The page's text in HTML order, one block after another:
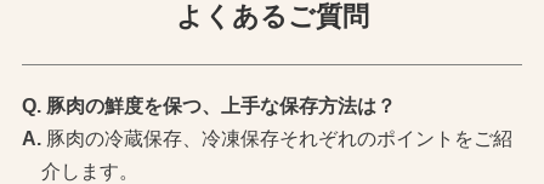
よくあるご質問
豚肉の鮮度を保つ、上手な保存方法は？
豚肉の冷蔵保存、冷凍保存それぞれのポイントをご紹
介します。